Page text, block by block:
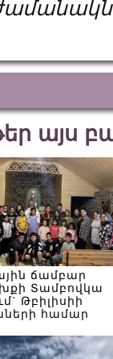
այս
ճամբար
Տամբովկա
Թբիլիսիի
համար